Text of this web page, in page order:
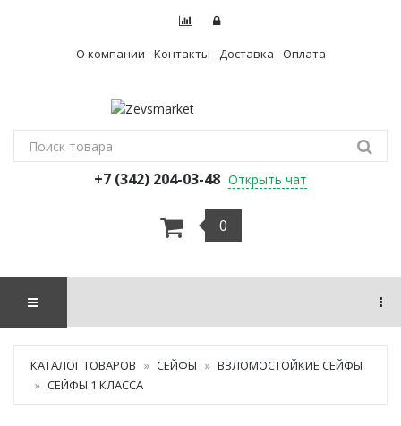
О компании Контакты Доставка Оплата
+7 (342) 204-03-48 Открыть чат
0
КАТАЛОГ ТОВАРОВ СЕЙФЫ
ВЗЛОМОСТОЙКИЕ СЕЙФЫ
СЕЙФЫ 1 КЛАССА